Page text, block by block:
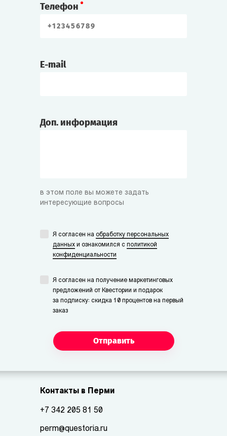
Телефон
E-mail
Доп. информация
в этом поле вы можете задать
интересующие вопросы
Я согласен на обработку персональных
данных и ознакомился с политикой
конфиденциальности
Я согласен на получение маркетинговых
предложений от Квестории и подарок
за подписку: скидка 10 процентов на первый
заказ
Отправить
Контакты в Перми
+7 342 205 81 50
perm@questoria.ru